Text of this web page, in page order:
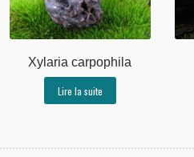
Xylaria carpophila
Lire la suite